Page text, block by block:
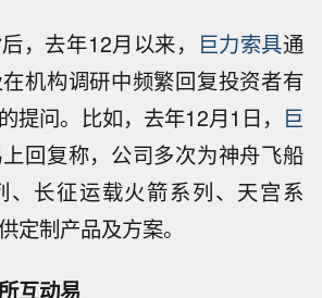
，去年12月以来， 巨力索具通
机构调研中频繁回复投资者有
提问。比如，去年12月1日， 巨
回复称，公司多次为神舟飞船
、长征运载火箭系列、天宫系
定制产品及方案。
互动易